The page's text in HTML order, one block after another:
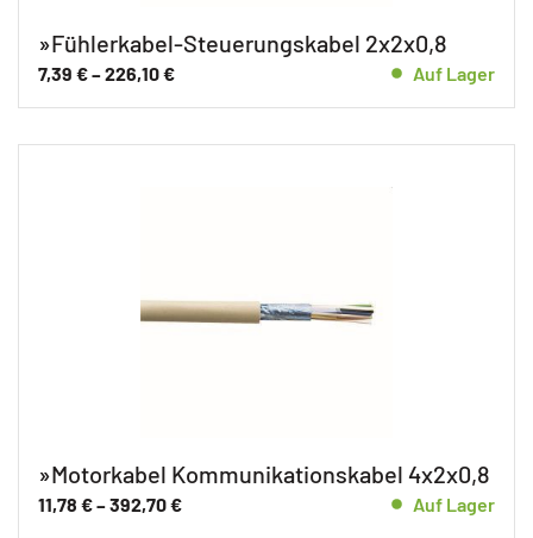
»Fühlerkabel-Steuerungskabel 2x2x0,8
7,39 €–226,10€ Auf Lager
»Motorkabel Kommunikationskabel 4x2x0,8
11,78 €–392,70€ Auf Lager